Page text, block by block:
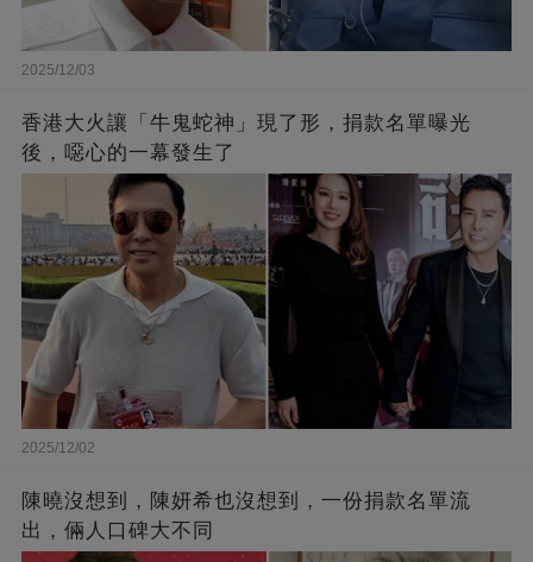
2025/12/03
香港大火讓「牛鬼蛇神」現了形，捐款名單曝光
後，噁心的一幕發生了
2025/12/02
陳曉沒想到，陳妍希也沒想到，一份捐款名單流
出，倆人口碑大不同